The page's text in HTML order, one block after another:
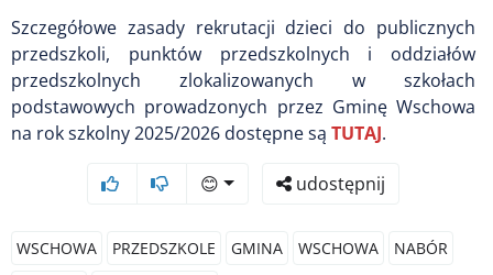
Szczegółowe zasady rekrutacji dzieci do publicznych
przedszkoli, punktów przedszkolnych i oddziałów
przedszkolnych zlokalizowanych w szkołach
podstawowych prowadzonych przez Gminę Wschowa
na rok szkolny 2025/2026 dostępne są TUTAJ.
😊 udostępnij
WSCHOWA PRZEDSZKOLE GMINA WSCHOWA
NABÓR